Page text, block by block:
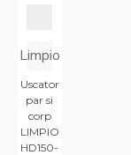
Limpio
Uscator
par si
corp
LIMPIO
HD150-